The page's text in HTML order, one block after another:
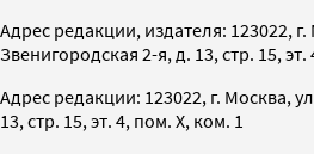
Адрес редакции, издателя: 123022, г.
Звенигородская 2-я, д. 13, стр. 15, эт.
Адрес редакции: 123022, г. Москва,
13, стр. 15, эт. 4, пом. X, ком. 1